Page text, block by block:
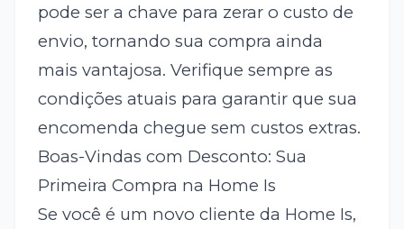
pode ser a chave para zerar o custo de
envio, tornando sua compra ainda
mais vantajosa. Verifique sempre as
condições atuais para garantir que sua
encomenda chegue sem custos extras.
Boas-Vindas com Desconto: Sua
Primeira Compra na Home Is
Se você é um novo cliente da Home Is,